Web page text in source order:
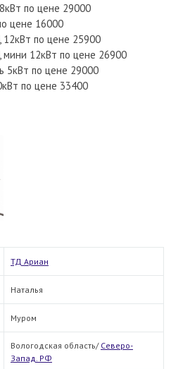
по цене 29000
цене 16000
по цене 25900
12кВт по цене 26900
5кВт по цене 29000
по цене 33400
ТД Ариан
Наталья
Муром
Вологодская область/ Северо-
Запад. РФ